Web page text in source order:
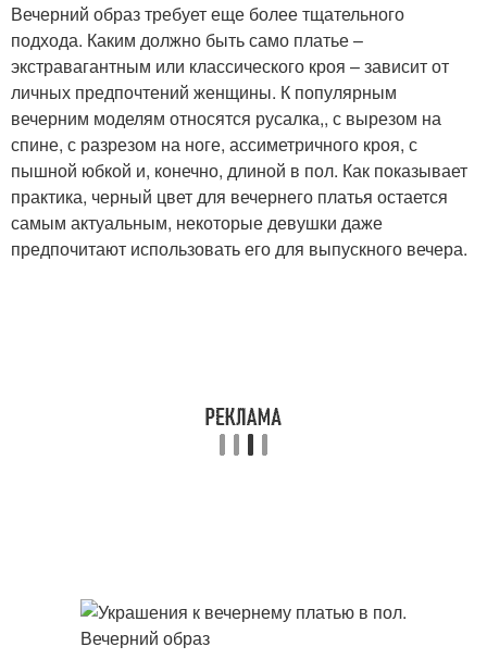
Вечерний образ требует еще более тщательного
подхода. Каким должно быть само платье –
экстравагантным или классического кроя – зависит от
личных предпочтений женщины. К популярным
вечерним моделям относятся русалка,, с вырезом на
спине, с разрезом на ноге, ассиметричного кроя, с
пышной юбкой и, конечно, длиной в пол. Как показывает
практика, черный цвет для вечернего платья остается
самым актуальным, некоторые девушки даже
предпочитают использовать его для выпускного вечера.